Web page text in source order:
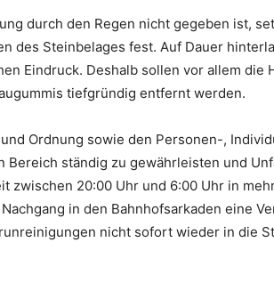
durch den Regen nicht gegeben ist,
des Steinbelages fest. Auf Dauer
Eindruck. Deshalb sollen vor allem die
tiefgründig entfernt werden.
Ordnung sowie den Personen-,
ständig zu gewährleisten und
zwischen 20:00 Uhr und 6:00 Uhr in
in den Bahnhofsarkaden eine
nicht sofort wieder in die